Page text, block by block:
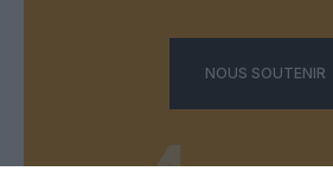
NOUS SOUTENIR